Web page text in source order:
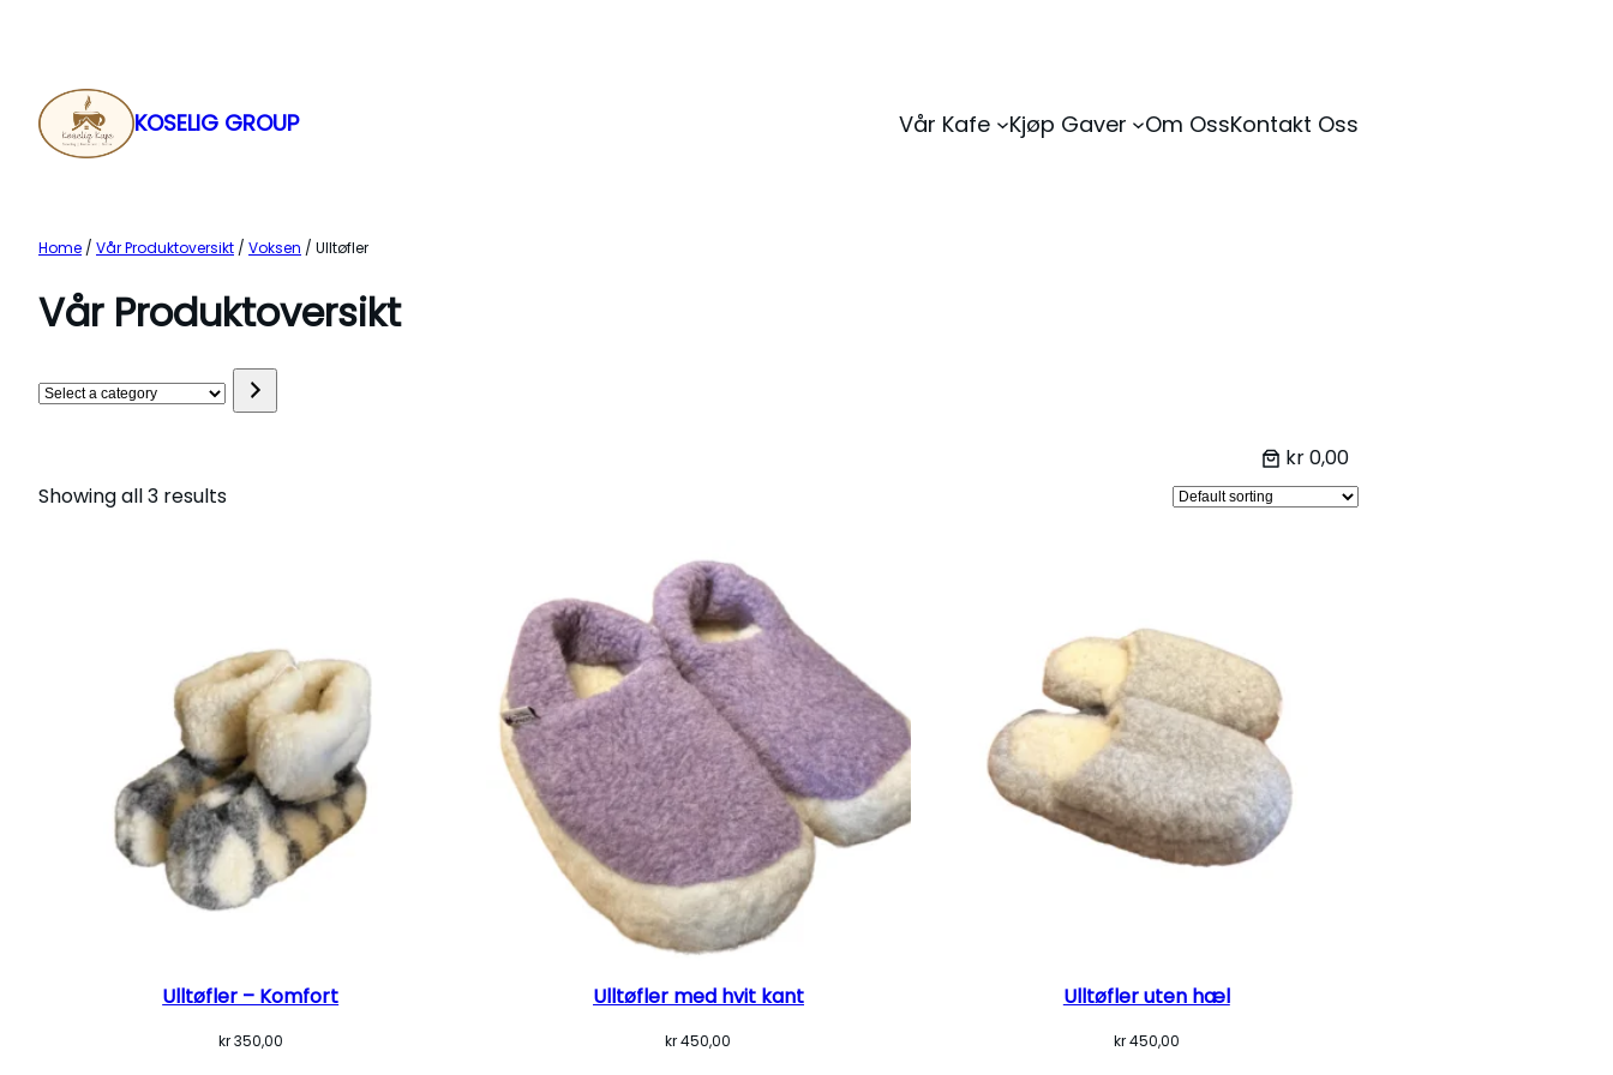
KOSELIG GROUP Vår Kafe Kjøp Gaver Om OssKontakt Oss
Home / Vår Produktoversikt / Voksen / Ulltøfler
Vår Produktoversikt
Select
kr 0,00
Showing all 3 results
Ulltøfler – Komfort
kr350,00
Ulltøfler med hvit kant
kr450,00
Ulltøfler uten hæl
kr450,00